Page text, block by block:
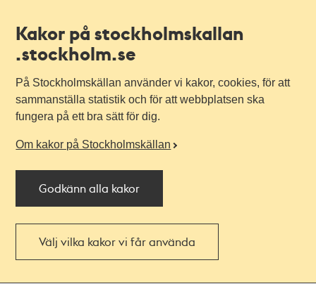
Kakor på stockholmskallan
.stockholm.se
På Stockholmskällan använder vi kakor, cookies, för att
sammanställa statistik och för att webbplatsen ska
fungera på ett bra sätt för dig.
Om kakor på Stockholmskällan
Godkänn alla kakor
Välj vilka kakor vi får använda